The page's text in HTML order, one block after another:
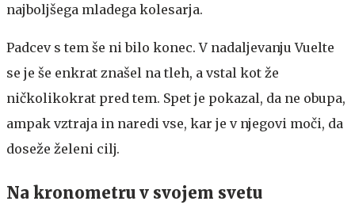
najboljšega mladega kolesarja.
Padcev s tem še ni bilo konec. V nadaljevanju Vuelte
se je še enkrat znašel na tleh, a vstal kot že
ničkolikokrat pred tem. Spet je pokazal, da ne obupa,
ampak vztraja in naredi vse, kar je v njegovi moči, da
doseže želeni cilj.
Na kronometru v svojem svetu